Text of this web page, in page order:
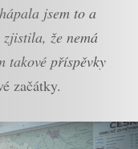
jsem to a
že nemá
takové příspěvky
začátky.